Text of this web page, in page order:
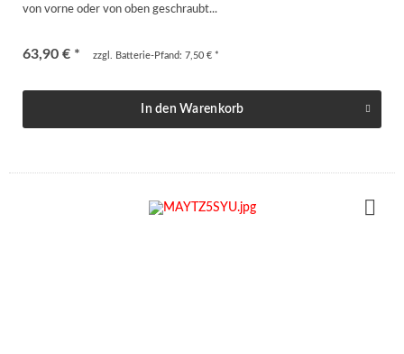
von vorne oder von oben geschraubt...
63,90 € * zzgl. Batterie-Pfand: 7,50 € *
In den Warenkorb